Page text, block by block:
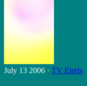
July 13 2006 · TV Eteris